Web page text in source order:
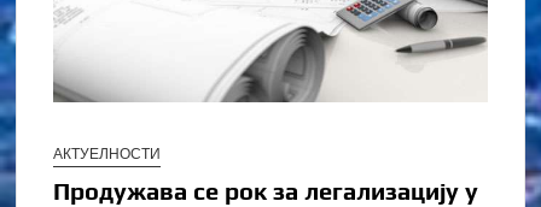
АКТУЕЛНОСТИ
Продужава се рок за легализацију у